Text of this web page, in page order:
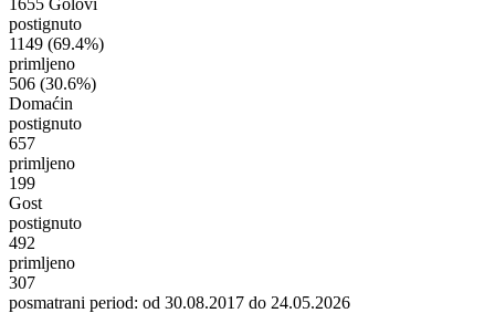
1655 Golovi
postignuto
1149 (69.4%)
primljeno
506 (30.6%)
Domaćin
postignuto
657
primljeno
199
Gost
postignuto
492
primljeno
307
posmatrani period: od 30.08.2017 do 24.05.2026